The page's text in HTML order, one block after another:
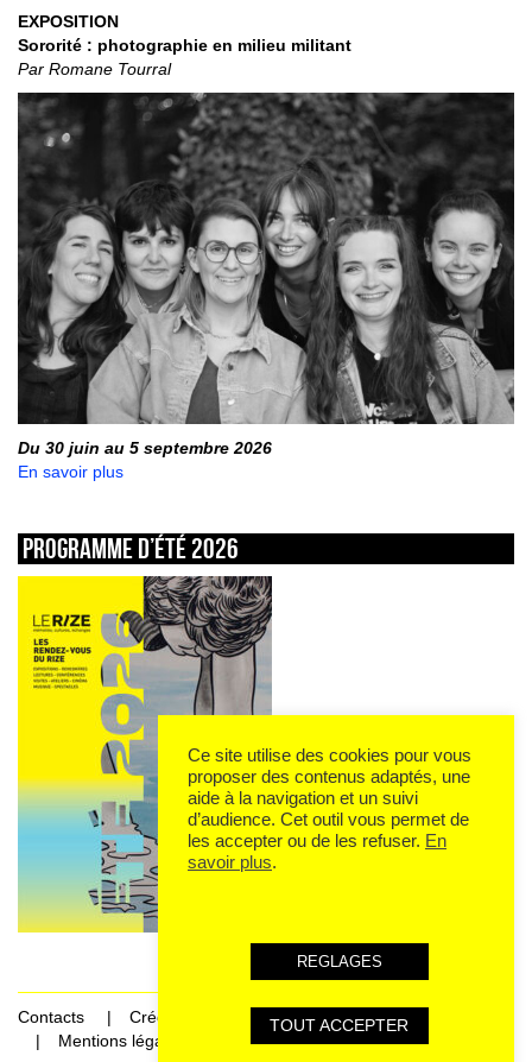
EXPOSITION
Sororité : photographie en milieu militant
Par Romane Tourral
Du 30 juin au 5 septembre 2026
En savoir plus
Programme d’été 2026
Contacts
Crédits
Mentions légales et données personnelles
Ce site utilise des cookies pour vous
proposer des contenus adaptés, une
aide à la navigation et un suivi
d’audience. Cet outil vous permet de
les accepter ou de les refuser. En
savoir plus.
REGLAGES
TOUT ACCEPTER